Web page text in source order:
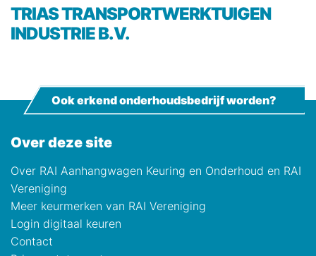
TRIAS TRANSPORTWERKTUIGEN
INDUSTRIE B.V.
Over deze site
Over RAI Aanhangwagen Keuring en Onderhoud en RAI
Vereniging
Meer keurmerken van RAI Vereniging
Login digitaal keuren
Contact
Ook erkend onderhoudsbedrijf worden?